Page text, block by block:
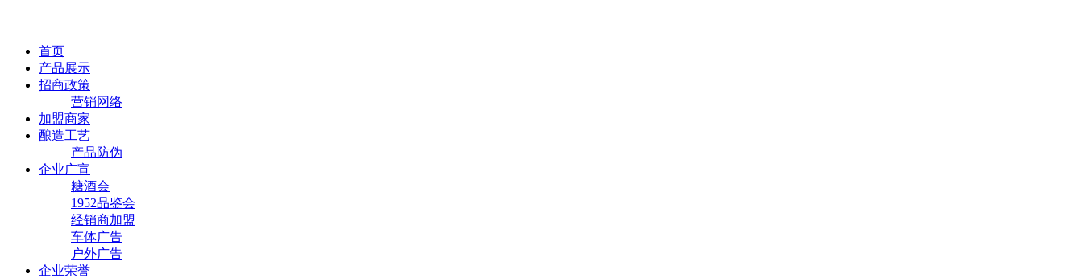
首页
产品展示
招商政策
营销网络
加盟商家
酿造工艺
产品防伪
企业广宣
糖酒会
1952品鉴会
经销商加盟
车体广告
户外广告
企业荣誉